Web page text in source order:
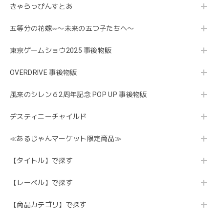
きゃらっぴんすとあ
五等分の花嫁∽〜未来の五つ子たちへ〜
東京ゲームショウ2025 事後物販
OVERDRIVE 事後物販
風来のシレン６2周年記念 POP UP 事後物販
デスティニーチャイルド
≪あるじゃんマーケット限定商品≫
【タイトル】で探す
【レーベル】で探す
【商品カテゴリ】で探す